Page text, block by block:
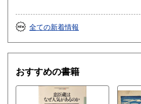
全ての新着情報
おすすめの書籍